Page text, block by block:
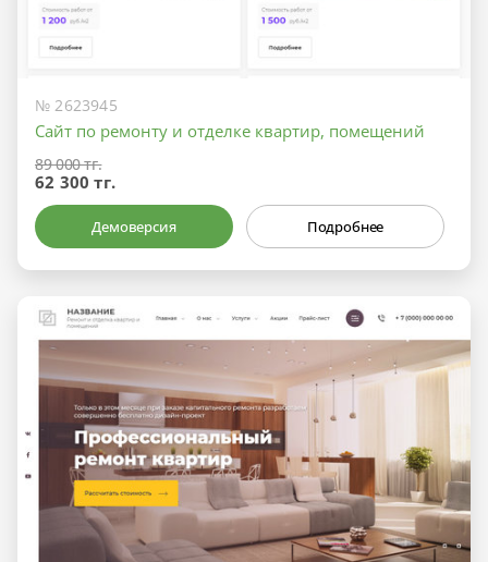
№ 2623945
Сайт по ремонту и отделке квартир, помещений
89 000 тг.
62 300 тг.
Демоверсия Подробнее